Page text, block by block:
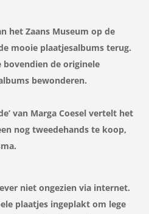
het Zaans Museum op de
mooie plaatjesalbums terug.
bovendien de originele
bewonderen.
van Marga Coesel vertelt het
nog tweedehands te koop,
niet ongezien via internet.
plaatjes ingeplakt om lege